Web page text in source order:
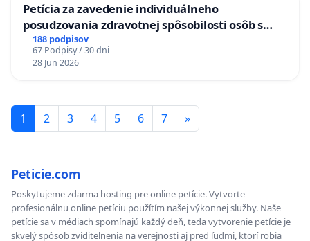
Petícia za zavedenie individuálneho
posudzovania zdravotnej spôsobilosti osôb s
diabetom 1. a 2. typu pri prijímaní do
Policajného zboru SR
188 podpisov
67 Podpisy / 30 dni
28 Jun 2026
1 2 3 4 5 6 7 »
Peticie.com
Poskytujeme zdarma hosting pre online petície. Vytvorte
profesionálnu online petíciu použítím našej výkonnej služby. Naše
petície sa v médiach spomínajú každý deň, teda vytvorenie petície je
skvelý spôsob zviditelnenia na verejnosti aj pred ľudmi, ktorí robia